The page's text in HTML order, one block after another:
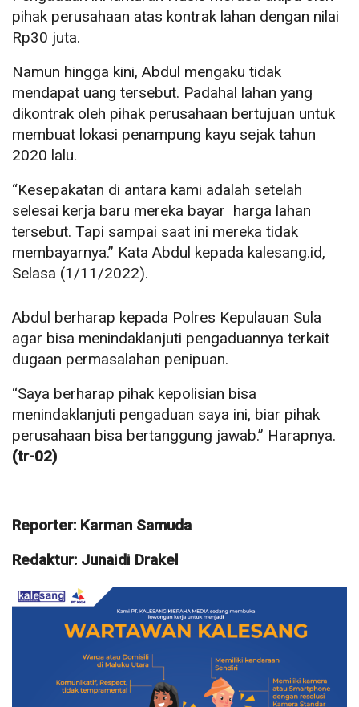
pihak perusahaan atas kontrak lahan dengan nilai
Rp30 juta.
Namun hingga kini, Abdul mengaku tidak
mendapat uang tersebut. Padahal lahan yang
dikontrak oleh pihak perusahaan bertujuan untuk
membuat lokasi penampung kayu sejak tahun
2020 lalu.
“Kesepakatan di antara kami adalah setelah
selesai kerja baru mereka bayar harga lahan
tersebut. Tapi sampai saat ini mereka tidak
membayarnya.” Kata Abdul kepada kalesang.id,
Selasa (1/11/2022).
Abdul berharap kepada Polres Kepulauan Sula
agar bisa menindaklanjuti pengaduannya terkait
dugaan permasalahan penipuan.
“Saya berharap pihak kepolisian bisa
menindaklanjuti pengaduan saya ini, biar pihak
perusahaan bisa bertanggung jawab.” Harapnya.
(tr-02)
Reporter: Karman Samuda
Redaktur: Junaidi Drakel